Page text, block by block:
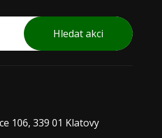
Hledat akci
106, 339 01 Klatovy